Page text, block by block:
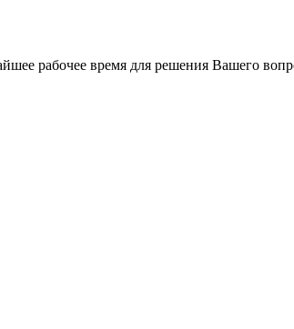
рабочее время для решения Вашего